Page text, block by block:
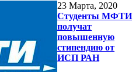
23 Марта, 2020
Студенты МФТИ
получат
повышенную
стипендию от
ИСП РАН